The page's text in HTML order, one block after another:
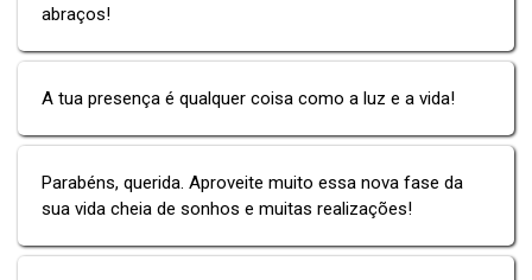
abraços!
A tua presença é qualquer coisa como a luz e a vida!
Parabéns, querida. Aproveite muito essa nova fase da
sua vida cheia de sonhos e muitas realizações!